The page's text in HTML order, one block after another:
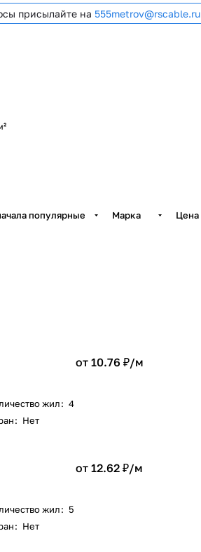
присылайте на 555metrov@rscable.ru
популярные Марка Цена
от 10.76 ₽/м
жил: 4
: Нет
от 12.62 ₽/м
жил: 5
: Нет